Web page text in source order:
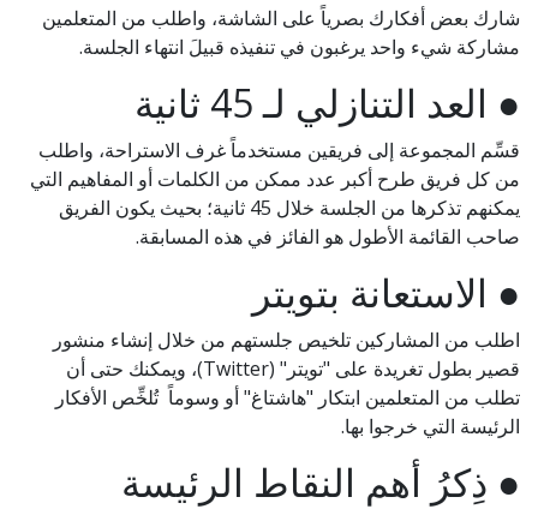
شارك بعض أفكارك بصرياً على الشاشة، واطلب من المتعلمين
مشاركة شيء واحد يرغبون في تنفيذه قبيلَ انتهاء الجلسة.
● العد التنازلي لـ 45 ثانية
قسِّم المجموعة إلى فريقين مستخدماً غرف الاستراحة، واطلب
من كل فريق طرح أكبر عدد ممكن من الكلمات أو المفاهيم التي
يمكنهم تذكرها من الجلسة خلال 45 ثانية؛ بحيث يكون الفريق
صاحب القائمة الأطول هو الفائز في هذه المسابقة.
● الاستعانة بتويتر
اطلب من المشاركين تلخيص جلستهم من خلال إنشاء منشور
قصير بطول تغريدة على "تويتر" (Twitter)، ويمكنك حتى أن
تطلب من المتعلمين ابتكار "هاشتاغ" أو وسوماً تُلخِّص الأفكار
الرئيسة التي خرجوا بها.
● ذِكرُ أهم النقاط الرئيسة